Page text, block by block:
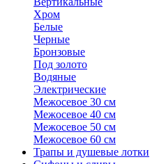
Хром
Белые
Черные
Бронзовые
Под золото
Водяные
Электрические
Межосевое 30 см
Межосевое 40 см
Межосевое 50 см
Межосевое 60 см
Трапы и душевые лотки